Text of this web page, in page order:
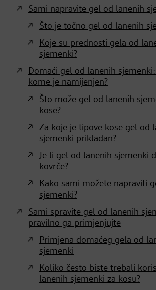
Sami napravite gel od lanenih
Što je točno gel od lanenih
Koje su prednosti gela od
sjemenki?
Domaći gel od lanenih
kome je namijenjen?
Što može gel od lanenih
kose?
Za koje je tipove kose gel od
sjemenki prikladan?
Je li gel od lanenih sjemenki
kovrče?
Kako sami možete napraviti
sjemenki?
Sami spravite gel od lanenih
pravilno ga primjenjujte
Primjena domaćeg gela od
sjemenki
Koliko često biste trebali
lanenih sjemenki za kosu?